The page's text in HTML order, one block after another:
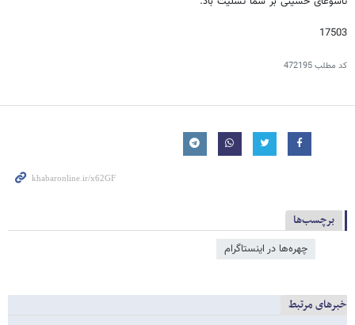
17503
کد مطلب472195
برچسب‌ها
چهره‌ها در اینستاگرام
خبرهای مرتبط